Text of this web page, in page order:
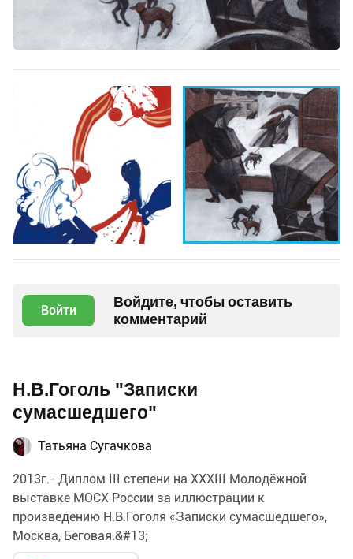
Войти
Войдите, чтобы оставить
комментарий
Н.В.Гоголь "Записки
сумасшедшего"
Татьяна Сугачкова
2013г.- Диплом III степени на ХХХIII Молодёжной
выставке МОСХ России за иллюстрации к
произведению Н.В.Гоголя «Записки сумасшедшего»,
Москва, Беговая.&#13;